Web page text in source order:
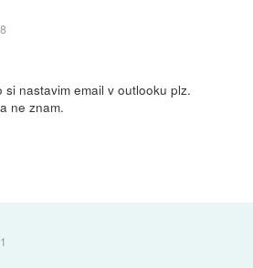
nastavim email v outlooku plz.
ne znam.